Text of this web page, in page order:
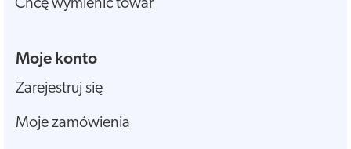
Chcę wymienić towar
Moje konto
Zarejestruj się
Moje zamówienia